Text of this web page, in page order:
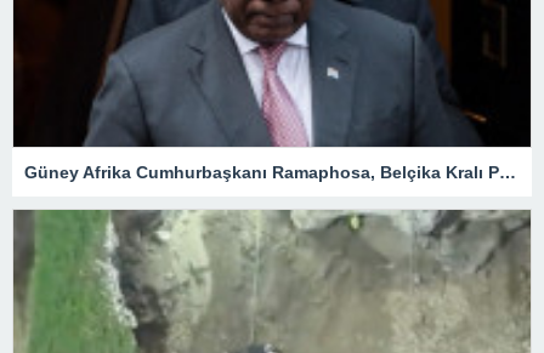
Güney Afrika Cumhurbaşkanı Ramaphosa, Belçika Kralı Philippe ile görüştü